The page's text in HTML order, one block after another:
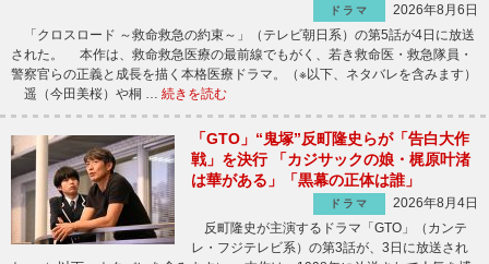
ドラマ
2026年8月6日
「クロスロード ～救命救急の約束～」（テレビ朝日系）の第5話が4日に放送
された。 本作は、救命救急医療の最前線でもがく、若き救命医・救急隊員・
警察官らの正義と成長を描く本格医療ドラマ。（※以下、ネタバレを含みます）
遥（今田美桜）や桐 … 続きを読む
「GTO」“鬼塚”反町隆史らが「告白大作
戦」を決行 「カジサックの娘・梶原叶渚
は華がある」「黒幕の正体は誰」
ドラマ
2026年8月4日
反町隆史が主演するドラマ「GTO」（カンテ
レ・フジテレビ系）の第3話が、3日に放送され